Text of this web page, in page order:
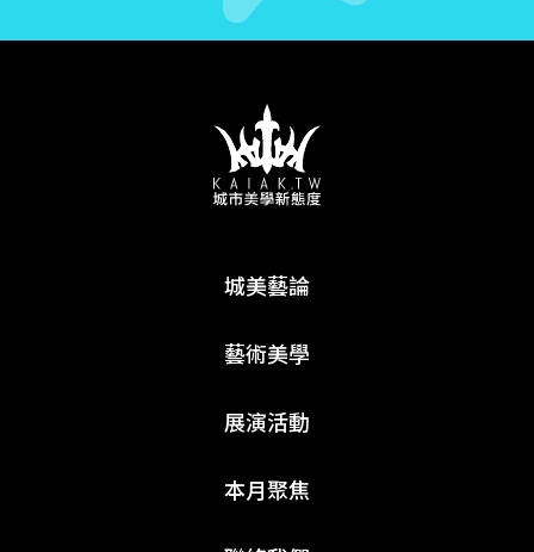
城美藝論
藝術美學
展演活動
本月聚焦